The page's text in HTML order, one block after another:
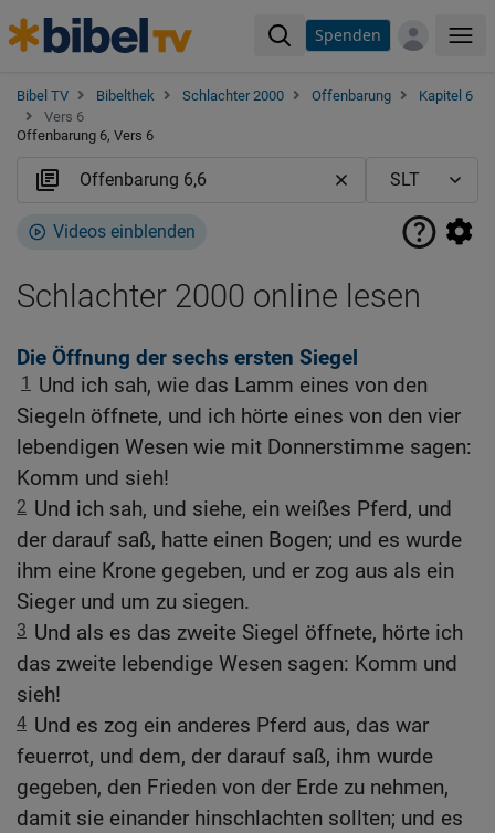
Spenden
Bibel TV Bibelthek Schlachter 2000 Offenbarung
Kapitel 6
Vers 6
Offenbarung 6, Vers 6
Videos einblenden
Schlachter 2000 online lesen
Die Öffnung der sechs ersten Siegel
1
Und ich sah, wie das Lamm eines von den
Siegeln öffnete, und ich hörte eines von den vier
lebendigen Wesen wie mit Donnerstimme sagen:
Komm und sieh!
2 Und ich sah, und siehe, ein weißes Pferd, und
der darauf saß, hatte einen Bogen; und es wurde
ihm eine Krone gegeben, und er zog aus als ein
Sieger und um zu siegen.
3 Und als es das zweite Siegel öffnete, hörte ich
das zweite lebendige Wesen sagen: Komm und
sieh!
4 Und es zog ein anderes Pferd aus, das war
feuerrot, und dem, der darauf saß, ihm wurde
gegeben, den Frieden von der Erde zu nehmen,
damit sie einander hinschlachten sollten; und es